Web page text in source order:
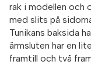
rak i modellen och
med slits på
Tunikans baksida
ärmsluten har en
framtill och två